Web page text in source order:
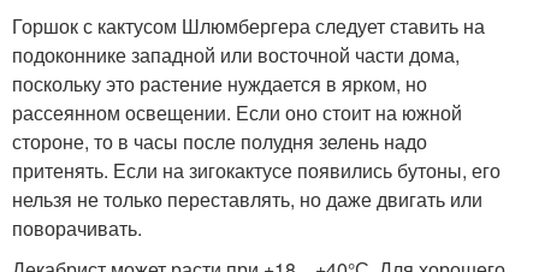
Горшок с кактусом Шлюмбергера следует ставить на
подоконнике западной или восточной части дома,
поскольку это растение нуждается в ярком, но
рассеянном освещении. Если оно стоит на южной
стороне, то в часы после полудня зелень надо
притенять. Если на зигокактусе появились бутоны, его
нельзя не только переставлять, но даже двигать или
поворачивать.